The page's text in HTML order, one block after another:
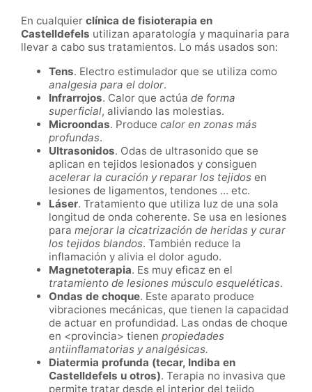
En cualquier clínica de fisioterapia en
Castelldefels utilizan aparatología y maquinaria para
llevar a cabo sus tratamientos. Lo más usados son:
Tens. Electro estimulador que se utiliza como
analgesia para el dolor.
Infrarrojos. Calor que actúa de forma
superficial, aliviando las molestias.
Microondas. Produce calor en zonas más
profundas.
Ultrasonidos. Odas de ultrasonido que se
aplican en tejidos lesionados y consiguen
acelerar la curación y reparar los tejidos en
lesiones de ligamentos, tendones … etc.
Láser. Tratamiento que utiliza luz de una sola
longitud de onda coherente. Se usa en lesiones
para mejorar la cicatrización de heridas y curar
los tejidos blandos. También reduce la
inflamación y alivia el dolor agudo.
Magnetoterapia. Es muy eficaz en el
tratamiento de lesiones músculo esqueléticas.
Ondas de choque. Este aparato produce
vibraciones mecánicas, que tienen la capacidad
de actuar en profundidad. Las ondas de choque
en <provincia> tienen propiedades
antiinflamatorias y analgésicas.
Diatermia profunda (tecar, Indiba en
Castelldefels u otros). Terapia no invasiva que
permite tratar desde el interior del tejido